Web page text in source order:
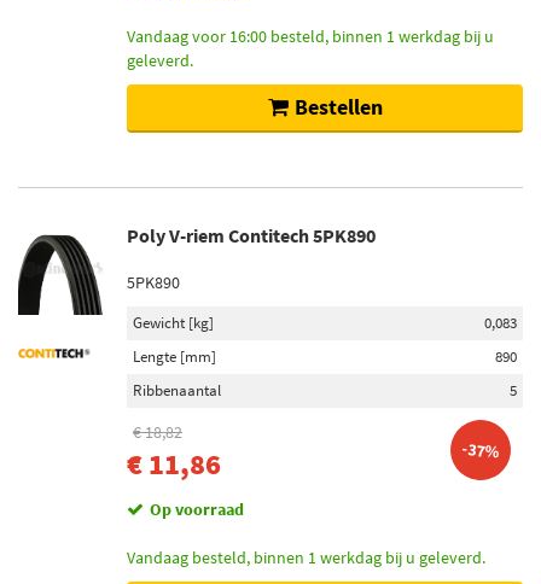
Vandaag voor 16:00 besteld, binnen 1 werkdag bij u
geleverd.
Bestellen
Poly V-riem Contitech 5PK890
5PK890
Gewicht [kg]
0,083
Lengte [mm]
890
Ribbenaantal
5
€ 18,82
€ 11,86 -37%
Op voorraad
Vandaag besteld, binnen 1 werkdag bij u geleverd.